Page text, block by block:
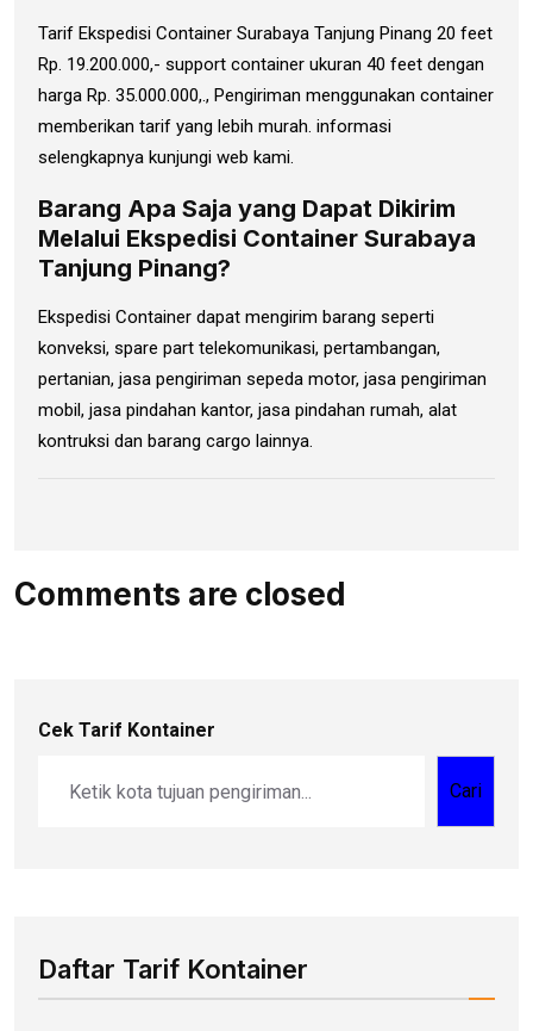
Tarif Ekspedisi Container Surabaya Tanjung Pinang 20 feet
Rp. 19.200.000,- support container ukuran 40 feet dengan
harga Rp. 35.000.000,., Pengiriman menggunakan container
memberikan tarif yang lebih murah. informasi
selengkapnya kunjungi web kami.
Barang Apa Saja yang Dapat Dikirim
Melalui Ekspedisi Container Surabaya
Tanjung Pinang?
Ekspedisi Container dapat mengirim barang seperti
konveksi, spare part telekomunikasi, pertambangan,
pertanian, jasa pengiriman sepeda motor, jasa pengiriman
mobil, jasa pindahan kantor, jasa pindahan rumah, alat
kontruksi dan barang cargo lainnya.
Comments are closed
Cek Tarif Kontainer
Cari
Daftar Tarif Kontainer